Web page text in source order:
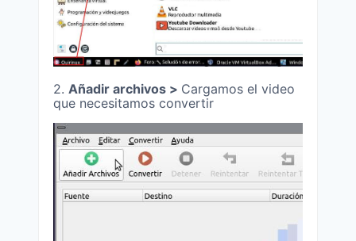
2. Añadir archivos > Cargamos el video
que necesitamos convertir